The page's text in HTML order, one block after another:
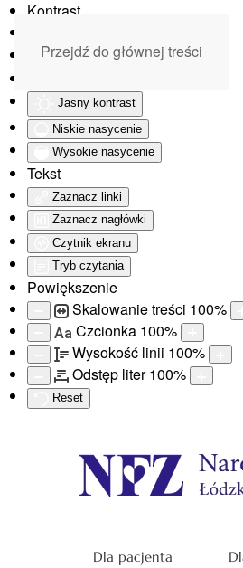
Kontrast
Monochromatyczny
Jasny kontrast
Niskie nasycenie
Wysokie nasycenie
Tekst
Zaznacz linki
Zaznacz nagłówki
Czytnik ekranu
Tryb czytania
Powiększenie
Skalowanie treści 100%
Aa Czcionka 100%
Wysokość linii 100%
Odstęp liter100%
Reset
Przejdź do głównej treści
Dla pacjenta